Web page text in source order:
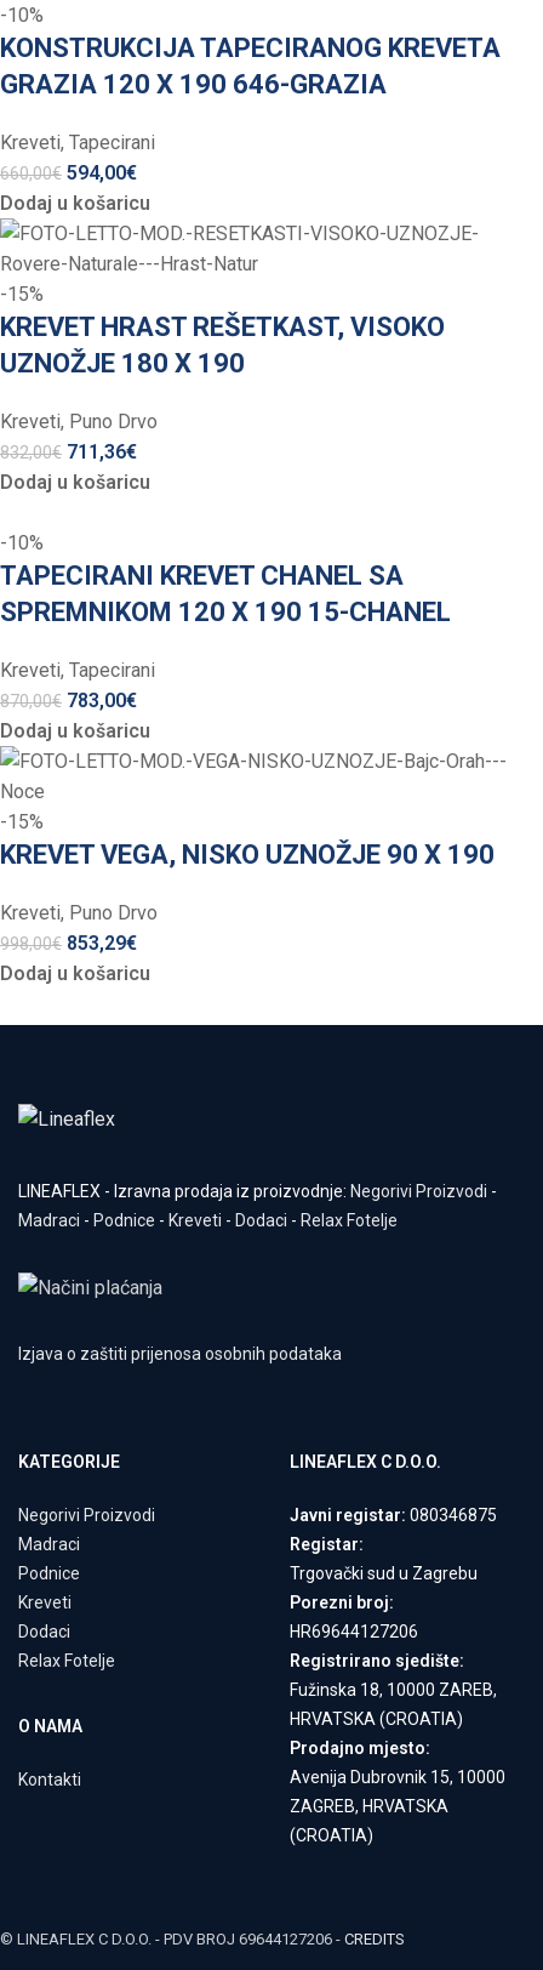
-10%
KONSTRUKCIJA TAPECIRANOG KREVETA
GRAZIA 120 X 190 646-GRAZIA
Kreveti, Tapecirani
660,00€ 594,00€
Dodaj u košaricu
-15%
KREVET HRAST REŠETKAST, VISOKO
UZNOŽJE 180 X 190
Kreveti, Puno Drvo
832,00€ 711,36€
Dodaj u košaricu
-10%
TAPECIRANI KREVET CHANEL SA
SPREMNIKOM 120 X 190 15-CHANEL
Kreveti, Tapecirani
870,00€ 783,00€
Dodaj u košaricu
-15%
KREVET VEGA, NISKO UZNOŽJE 90 X 190
Kreveti, Puno Drvo
998,00€ 853,29€
Dodaj u košaricu
LINEAFLEX - Izravna prodaja iz proizvodnje: Negorivi Proizvodi -
Madraci - Podnice - Kreveti - Dodaci - Relax Fotelje
Izjava o zaštiti prijenosa osobnih podataka
KATEGORIJE
Negorivi Proizvodi
Madraci
Podnice
Kreveti
Dodaci
Relax Fotelje
O NAMA
Kontakti
LINEAFLEX C D.O.O.
Javni registar: 080346875
Registar:
Trgovački sud u Zagrebu
Porezni broj:
HR69644127206
Registrirano sjedište:
Fužinska 18, 10000 ZAREB,
HRVATSKA (CROATIA)
Prodajno mjesto:
Avenija Dubrovnik 15, 10000
ZAGREB, HRVATSKA
(CROATIA)
© LINEAFLEX C D.O.O. - PDV BROJ 69644127206 - CREDITS